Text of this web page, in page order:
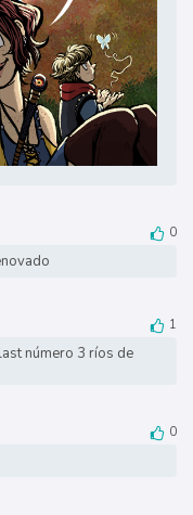
0
1
número 3 ríos de
0